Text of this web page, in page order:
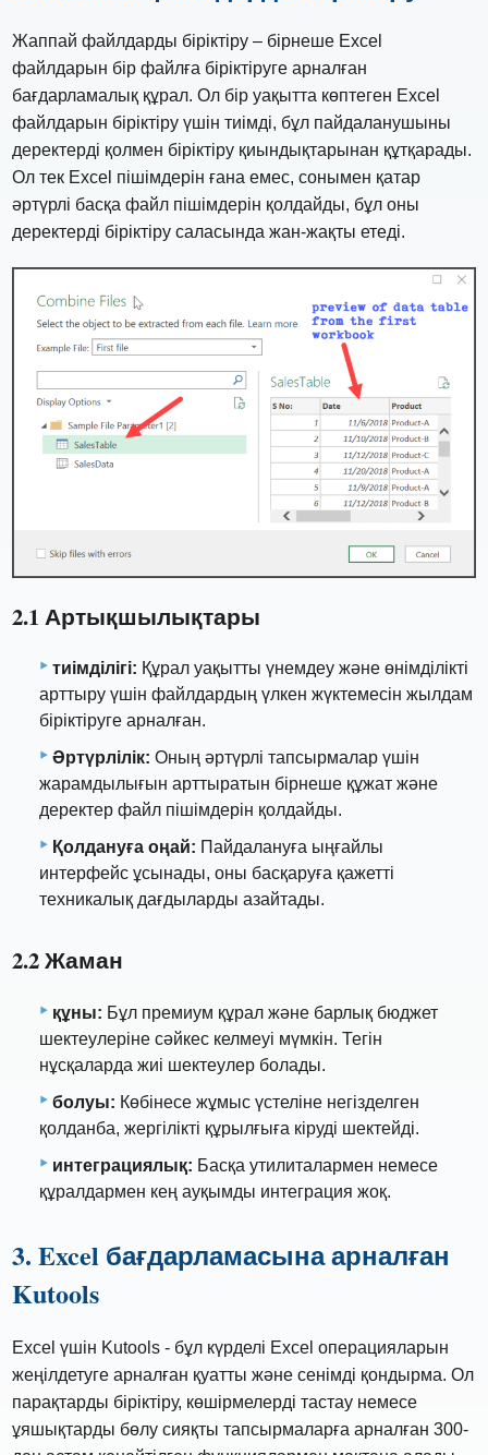
Жаппай файлдарды біріктіру – бірнеше Excel
файлдарын бір файлға біріктіруге арналған
бағдарламалық құрал. Ол бір уақытта көптеген Excel
файлдарын біріктіру үшін тиімді, бұл пайдаланушыны
деректерді қолмен біріктіру қиындықтарынан құтқарады.
Ол тек Excel пішімдерін ғана емес, сонымен қатар
әртүрлі басқа файл пішімдерін қолдайды, бұл оны
деректерді біріктіру саласында жан-жақты етеді.
2.1 Артықшылықтары
тиімділігі: Құрал уақытты үнемдеу және өнімділікті
арттыру үшін файлдардың үлкен жүктемесін жылдам
біріктіруге арналған.
Әртүрлілік: Оның әртүрлі тапсырмалар үшін
жарамдылығын арттыратын бірнеше құжат және
деректер файл пішімдерін қолдайды.
Қолдануға оңай: Пайдалануға ыңғайлы
интерфейс ұсынады, оны басқаруға қажетті
техникалық дағдыларды азайтады.
2.2 Жаман
құны: Бұл премиум құрал және барлық бюджет
шектеулеріне сәйкес келмеуі мүмкін. Тегін
нұсқаларда жиі шектеулер болады.
болуы: Көбінесе жұмыс үстеліне негізделген
қолданба, жергілікті құрылғыға кіруді шектейді.
интеграциялық: Басқа утилиталармен немесе
құралдармен кең ауқымды интеграция жоқ.
3. Excel бағдарламасына арналған
Kutools
Excel үшін Kutools - бұл күрделі Excel операцияларын
жеңілдетуге арналған қуатты және сенімді қондырма. Ол
парақтарды біріктіру, көшірмелерді тастау немесе
ұяшықтарды бөлу сияқты тапсырмаларға арналған 300-